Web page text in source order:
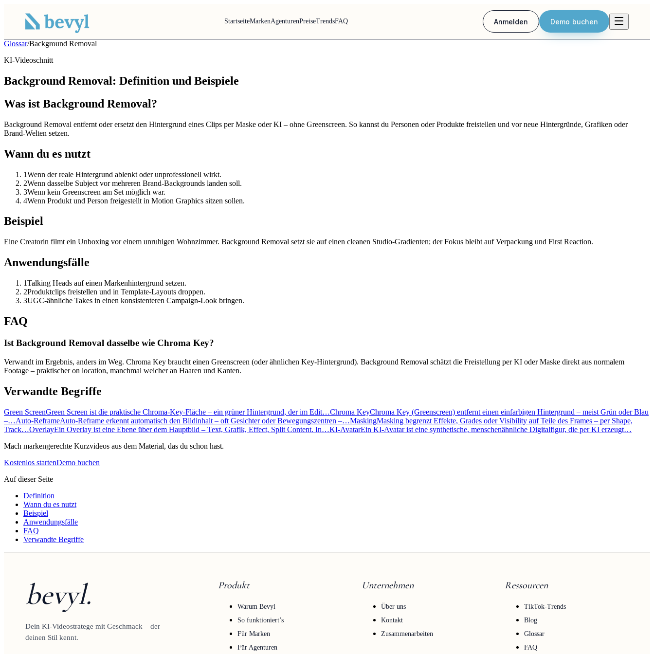
StartseiteMarkenAgenturenPreiseTrendsFAQ Anmelden Demo buchen
Glossar/Background Removal
KI-Videoschnitt
Background Removal: Definition und Beispiele
Was ist Background Removal?
Background Removal entfernt oder ersetzt den Hintergrund eines Clips per Maske oder KI – ohne Greenscreen. So kannst du Personen oder Produkte freistellen und vor neue Hintergründe, Grafiken oder
Brand-Welten setzen.
Wann du es nutzt
1Wenn der reale Hintergrund ablenkt oder unprofessionell wirkt.
2Wenn dasselbe Subject vor mehreren Brand-Backgrounds landen soll.
3Wenn kein Greenscreen am Set möglich war.
4Wenn Produkt und Person freigestellt in Motion Graphics sitzen sollen.
Beispiel
Eine Creatorin filmt ein Unboxing vor einem unruhigen Wohnzimmer. Background Removal setzt sie auf einen cleanen Studio-Gradienten; der Fokus bleibt auf Verpackung und First Reaction.
Anwendungsfälle
1Talking Heads auf einen Markenhintergrund setzen.
2Produktclips freistellen und in Template-Layouts droppen.
3UGC-ähnliche Takes in einen konsistenteren Campaign-Look bringen.
FAQ
Ist Background Removal dasselbe wie Chroma Key?
Verwandt im Ergebnis, anders im Weg. Chroma Key braucht einen Greenscreen (oder ähnlichen Key-Hintergrund). Background Removal schätzt die Freistellung per KI oder Maske direkt aus normalem
Footage – praktischer on location, manchmal weicher an Haaren und Kanten.
Verwandte Begriffe
Green ScreenGreen Screen ist die praktische Chroma-Key-Fläche – ein grüner Hintergrund, der im Edit…Chroma KeyChroma Key (Greenscreen) entfernt einen einfarbigen Hintergrund – meist Grün oder Blau
–…Auto-ReframeAuto-Reframe erkennt automatisch den Bildinhalt – oft Gesichter oder Bewegungszentren –…MaskingMasking begrenzt Effekte, Grades oder Visibility auf Teile des Frames – per Shape,
Track…OverlayEin Overlay ist eine Ebene über dem Hauptbild – Text, Grafik, Effect, Split Content. In…KI-AvatarEin KI-Avatar ist eine synthetische, menschenähnliche Digitalfigur, die per KI erzeugt…
Mach markengerechte Kurzvideos aus dem Material, das du schon hast.
Kostenlos startenDemo buchen
Auf dieser Seite
Definition
Wann du es nutzt
Beispiel
Anwendungsfälle
FAQ
Verwandte Begriffe
bevyl.
Dein KI-Videostratege mit Geschmack – der
deinen Stil kennt.
Produkt
Warum Bevyl
So funktioniert’s
Für Marken
Für Agenturen
Unternehmen
Über uns
Kontakt
Zusammenarbeiten
Ressourcen
TikTok-Trends
Blog
Glossar
FAQ